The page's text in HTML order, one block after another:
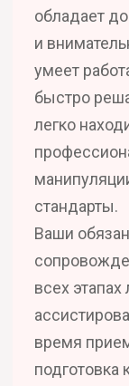
обладает
и
умеет
быстро
легко
стандарты.
Ваши
всех этапах
время
подготовка